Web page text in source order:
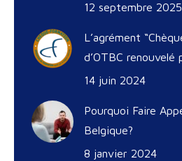
12 septembre 2025
L’agrément
d’OTBC renouvelé
14 juin 2024
Pourquoi Faire
Belgique?
8 janvier 2024